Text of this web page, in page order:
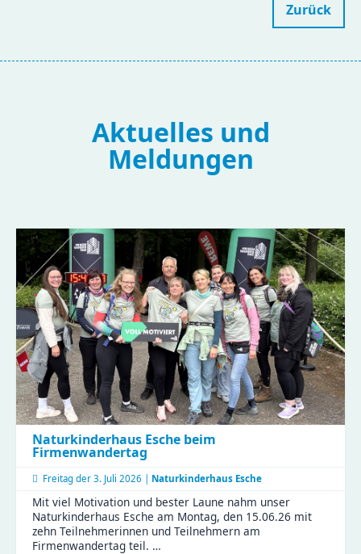
Zurück
Aktuelles und
Meldungen
Naturkinderhaus Esche beim
Firmenwandertag
Freitag der 3. Juli 2026 | Naturkinderhaus Esche
Mit viel Motivation und bester Laune nahm unser
Naturkinderhaus Esche am Montag, den 15.06.26 mit
zehn Teilnehmerinnen und Teilnehmern am
Firmenwandertag teil. …